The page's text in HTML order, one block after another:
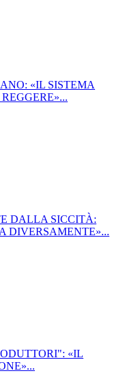
«IL SISTEMA
DALLA SICCITÀ:
DIVERSAMENTE»...
«IL